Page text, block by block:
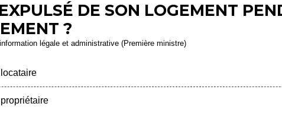
DE SON LOGEMENT
?
légale et administrative (Première ministre)